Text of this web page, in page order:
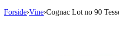
Forside›Vine›Cognac Lot no 90